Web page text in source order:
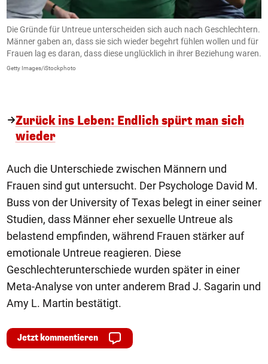
Die Gründe für Untreue unterscheiden sich auch nach Geschlechtern.
Männer gaben an, dass sie sich wieder begehrt fühlen wollen und für
Frauen lag es daran, dass diese unglücklich in ihrer Beziehung waren.
Getty Images/iStockphoto
Zurück ins Leben: Endlich spürt man sich
wieder
Auch die Unterschiede zwischen Männern und
Frauen sind gut untersucht. Der Psychologe David M.
Buss von der University of Texas belegt in einer seiner
Studien, dass Männer eher sexuelle Untreue als
belastend empfinden, während Frauen stärker auf
emotionale Untreue reagieren. Diese
Geschlechterunterschiede wurden später in einer
Meta-Analyse von unter anderem Brad J. Sagarin und
Amy L. Martin bestätigt.
Jetzt kommentieren